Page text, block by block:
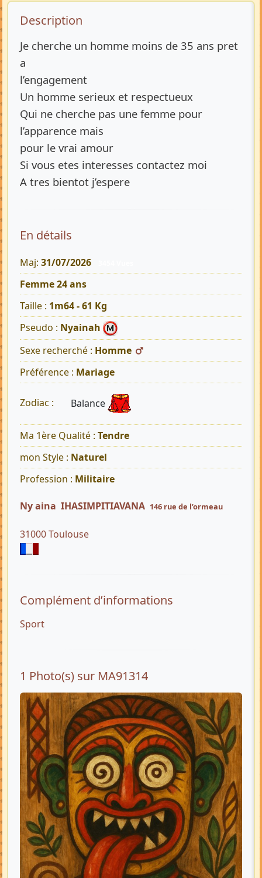
Description de l’annonce
Description
Je cherche un homme moins de 35 ans pret
a
l’engagement
Un homme serieux et respectueux
Qui ne cherche pas une femme pour
l’apparence mais
pour le vrai amour
Si vous etes interesses contactez moi
A tres bientot j’espere
En détails
Maj: 31/07/2026
Femme 24 ans
Taille : 1m64 - 61 Kg
Pseudo : Nyainah
Sexe recherché : Homme
Préférence : Mariage
Zodiac : Balance
Ma 1ère Qualité : Tendre
mon Style : Naturel
Profession : Militaire
Ny aina IHASIMPITIAVANA 146 rue de l’ormeau
31000 Toulouse
Complément d’informations
Sport
1 Photo(s) sur MA91314